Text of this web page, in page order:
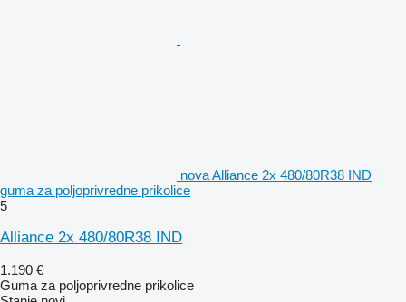
nova Alliance 2x 480/80R38 IND
guma za poljoprivredne prikolice
5
Alliance 2x 480/80R38 IND
1.190 €
Guma za poljoprivredne prikolice